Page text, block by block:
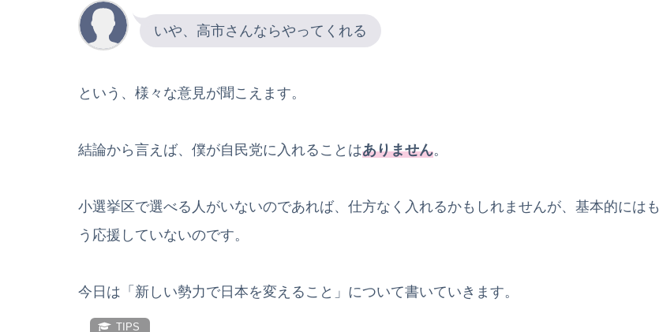
いや、高市さんならやってくれる
という、様々な意見が聞こえます。
結論から言えば、僕が自民党に入れることはありません。
小選挙区で選べる人がいないのであれば、仕方なく入れるかもしれませんが、基本的にはも
う応援していないのです。
今日は「新しい勢力で日本を変えること」について書いていきます。